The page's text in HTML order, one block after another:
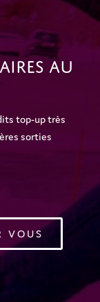
Au
top-up très
sorties
VOUS